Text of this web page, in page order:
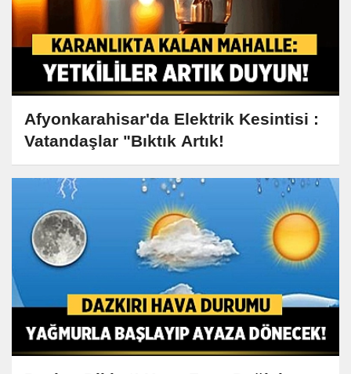
Afyonkarahisar'da Elektrik Kesintisi :
Vatandaşlar "Bıktık Artık!